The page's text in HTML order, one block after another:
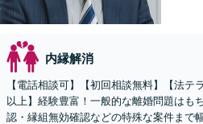
内縁解消
【電話相談可】【初回相談無料】【法テ
以上】経験豊富！一般的な離婚問題はも
認・縁組無効確認などの特殊な案件まで